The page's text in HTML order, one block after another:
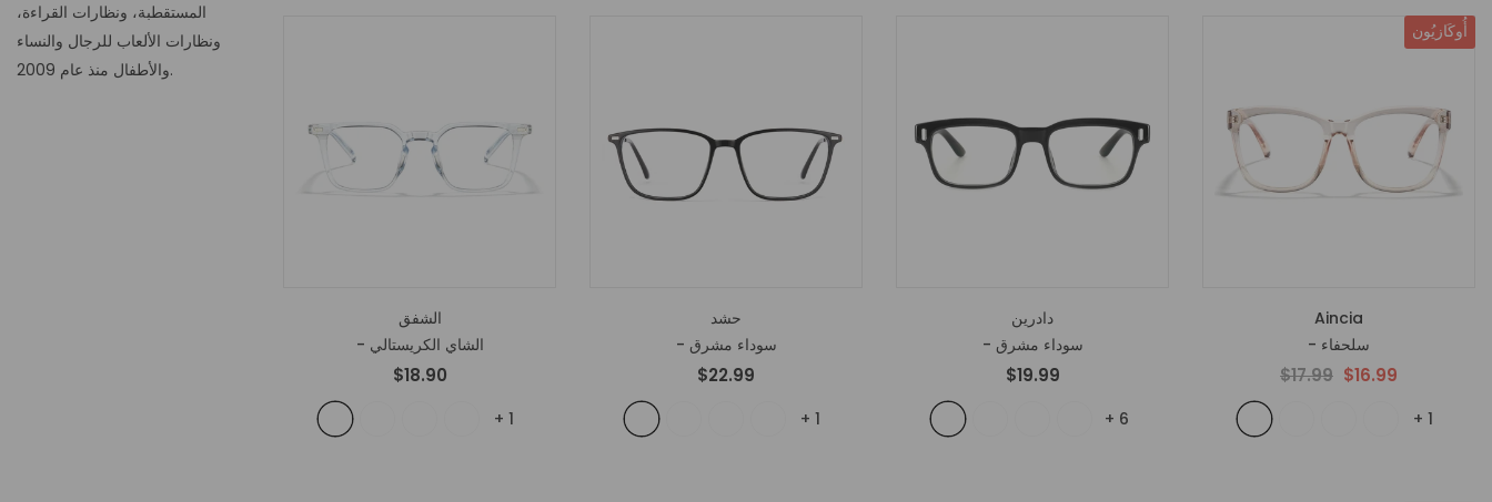
المستقطبة، ونظارات القراءة،
ونظارات الألعاب للرجال والنساء
والأطفال منذ عام 2009.
الشفق
- الشاي الكريستالي
$18.90
+ 1
حشد
- سوداء مشرق
$22.99
+ 1
دادرين
- سوداء مشرق
$19.99
+ 6
أُوكَازيُون
Aincia
- سلحفاء
$17.99 $16.99
+ 1